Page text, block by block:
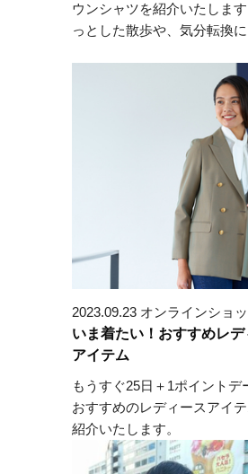
ウンシャツを紹介いたします
っとした散歩や、気分転換
2023.09.23 オンラインショ
いま着たい！おすすめレデ
アイテム
もうすぐ25日＋1ポイントデ
おすすめのレディースアイ
紹介いたします。